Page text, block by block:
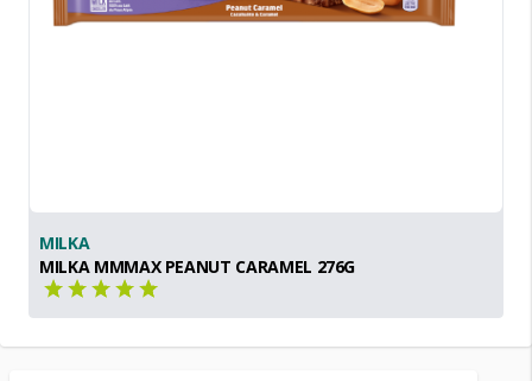
MILKA
MILKA MMMAX PEANUT CARAMEL 276G